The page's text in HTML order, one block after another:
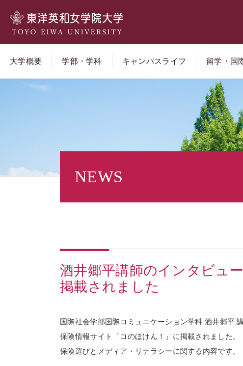
大学概要 学部・学科 キャンパスライフ 留学・国
NEWS
酒井郷平講師のインタビュ
掲載されました
国際社会学部国際コミュニケーション学科 酒井郷平
保険情報サイト「コのほけん！」に掲載されました。
保険選びとメディア・リテラシーに関する内容です。